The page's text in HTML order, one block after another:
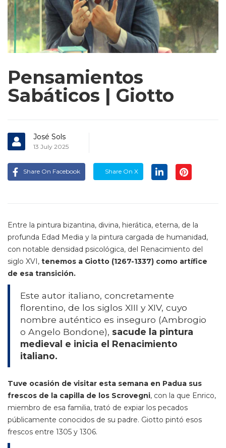
Pensamientos
Sabáticos | Giotto
José Sols
13 July 2025
Share On Facebook Share On X
Entre la pintura bizantina, divina, hierática, eterna, de la
profunda Edad Media y la pintura cargada de humanidad,
con notable densidad psicológica, del Renacimiento del
siglo XVI, tenemos a Giotto (1267-1337) como artífice
de esa transición.
Este autor italiano, concretamente
florentino, de los siglos XIII y XIV, cuyo
nombre auténtico es inseguro (Ambrogio
o Angelo Bondone), sacude la pintura
medieval e inicia el Renacimiento
italiano.
Tuve ocasión de visitar esta semana en Padua sus
frescos de la capilla de los Scrovegni, con la que Enrico,
miembro de esa familia, trató de expiar los pecados
públicamente conocidos de su padre. Giotto pintó esos
frescos entre 1305 y 1306.